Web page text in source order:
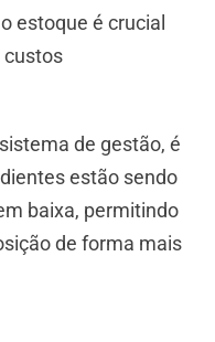
estoque é crucial
custos
de gestão, é
estão sendo
baixa, permitindo
de forma mais